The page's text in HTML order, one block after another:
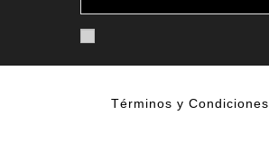
Términos y Condiciones